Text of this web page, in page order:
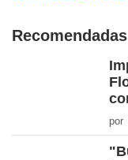
Recomendadas
por